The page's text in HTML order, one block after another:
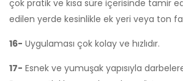
çok pratik ve kısa süre içerisinde tamir
edilen yerde kesinlikle ek yeri veya ton
16- Uygulaması çok kolay ve hızlıdır.
17- Esnek ve yumuşak yapısıyla darbelere